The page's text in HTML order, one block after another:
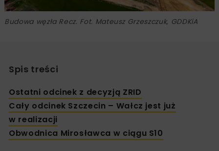
Budowa węzła Recz. Fot. Mateusz Grzeszczuk, GDDKiA
Spis treści
Ostatni odcinek z decyzją ZRID
Cały odcinek Szczecin – Wałcz jest już
w realizacji
Obwodnica Mirosławca w ciągu S10